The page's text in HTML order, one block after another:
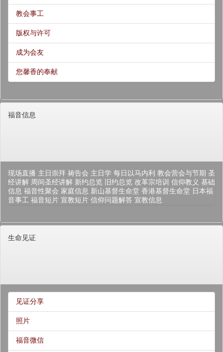
教会事工
版权与许可
成为会友
您馨香的奉献
福音信息
现场直播 主日崇拜 祷告会 主日学 每日以马内利 教会营会与节期 圣
经讲解 周间圣经讲解 新约总览 旧约总览 改革宗培训 信仰教义 基础
信息 福音性聚会 家庭信息 新山基督生命堂 香港基督生命堂 日本福
音事工 福音短片 宣教短片 信仰问题解答 宣教信息
生命见证
见证分享
照片
福音微信